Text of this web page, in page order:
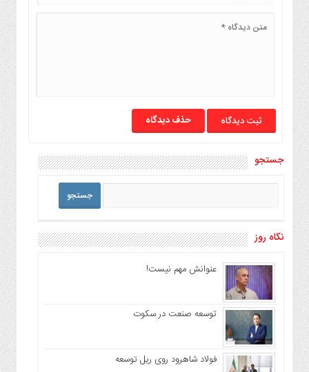
حذف دیدگاه
جستجو
نگاه روز
عنوانش مهم نیست!
توسعه صنعت در سکوت
فولاد شاهرود روی ریل توسعه